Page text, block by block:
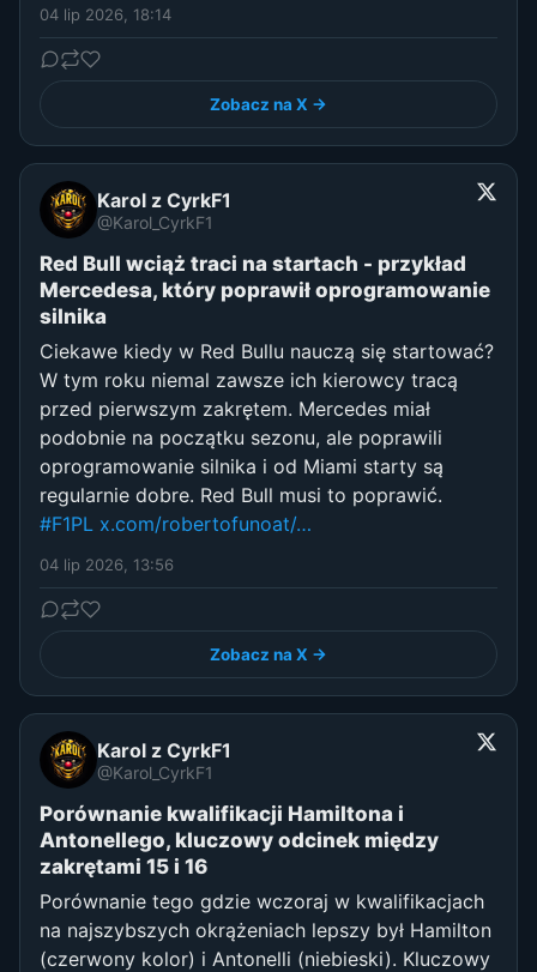
04 lip 2026, 18:14
Zobacz na X →
Karol z CyrkF1
@Karol_CyrkF1
Red Bull wciąż traci na startach - przykład
Mercedesa, który poprawił oprogramowanie
silnika
Ciekawe kiedy w Red Bullu nauczą się startować?
W tym roku niemal zawsze ich kierowcy tracą
przed pierwszym zakrętem. Mercedes miał
podobnie na początku sezonu, ale poprawili
oprogramowanie silnika i od Miami starty są
regularnie dobre. Red Bull musi to poprawić.
#F1PL x.com/robertofunoat/…
04 lip 2026, 13:56
Zobacz na X →
Karol z CyrkF1
@Karol_CyrkF1
Porównanie kwalifikacji Hamiltona i
Antonellego, kluczowy odcinek między
zakrętami 15 i 16
Porównanie tego gdzie wczoraj w kwalifikacjach
na najszybszych okrążeniach lepszy był Hamilton
(czerwony kolor) i Antonelli (niebieski). Kluczowy